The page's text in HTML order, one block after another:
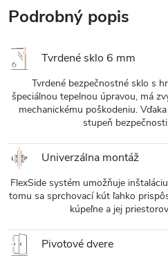
Podrobný popis
Tvrdené sklo 6 mm
Tvrdené bezpečnostné sklo s
špeciálnou tepelnou úpravou, má
mechanickému poškodeniu.
stupeň
Univerzálna montáž
FlexSide systém umožňuje
tomu sa sprchovací kút ľahko
kúpeľne a jej
Pivotové dvere